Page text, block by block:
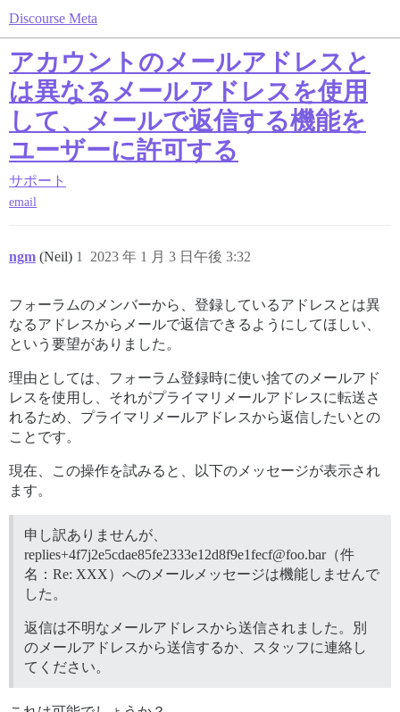
Discourse Meta
アカウントのメールアドレスと
は異なるメールアドレスを使用
して、メールで返信する機能を
ユーザーに許可する
サポート
email
ngm (Neil) 2023 年 1 月 3 日午後 3:32
1
フォーラムのメンバーから、登録しているアドレスとは異
なるアドレスからメールで返信できるようにしてほしい、
という要望がありました。
理由としては、フォーラム登録時に使い捨てのメールアド
レスを使用し、それがプライマリメールアドレスに転送さ
れるため、プライマリメールアドレスから返信したいとの
ことです。
現在、この操作を試みると、以下のメッセージが表示され
ます。
申し訳ありませんが、
replies+4f7j2e5cdae85fe2333e12d8f9e1fecf@foo.bar（件
名：Re: XXX）へのメールメッセージは機能しませんで
した。
返信は不明なメールアドレスから送信されました。別
のメールアドレスから送信するか、スタッフに連絡し
てください。